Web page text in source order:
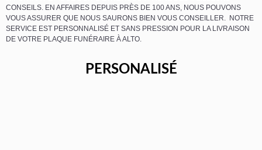
CONSEILS. EN AFFAIRES DEPUIS PRÈS DE 100 ANS, NOUS POUVONS
VOUS ASSURER QUE NOUS SAURONS BIEN VOUS CONSEILLER. NOTRE
SERVICE EST PERSONNALISÉ ET SANS PRESSION POUR LA LIVRAISON
DE VOTRE PLAQUE FUNÉRAIRE À ALTO.
PERSONALISÉ